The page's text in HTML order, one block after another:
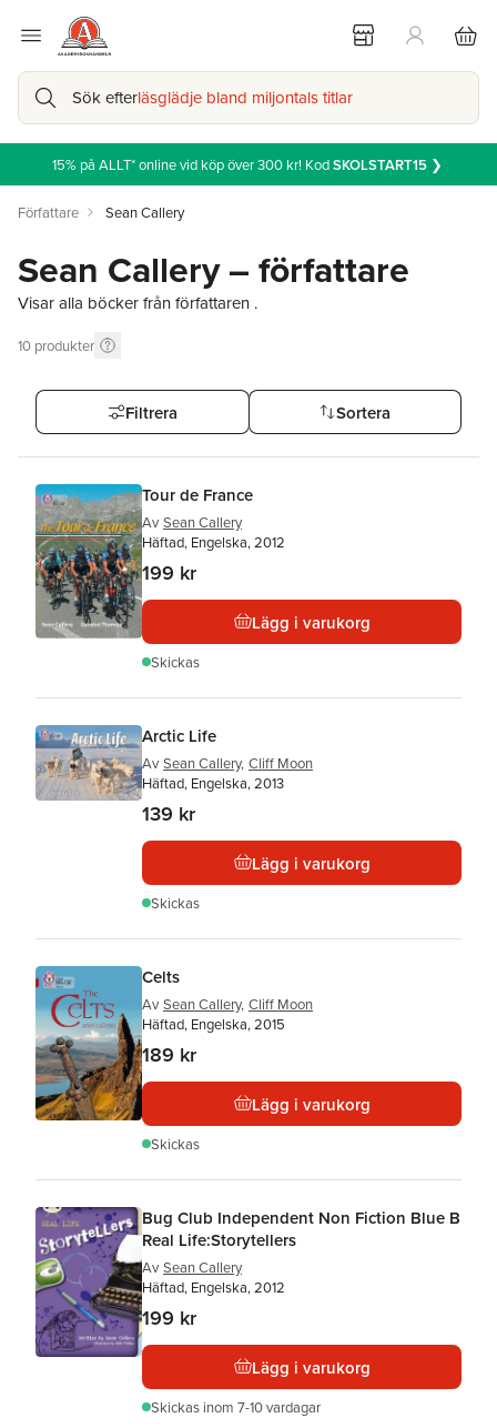
Sök efterläsglädje bland miljontals titlar
15% på ALLT* online vid köp över 300 kr! KodSKOLSTART15❯
Författare Sean Callery
Sean Callery – författare
Visar alla böcker från författaren .
10 produkter
Filtrera Sortera
Tour de France
Av Sean Callery
Häftad, Engelska, 2012
199 kr
Lägg i varukorg
Skickas
Arctic Life
Av Sean Callery, Cliff Moon
Häftad, Engelska, 2013
139 kr
Lägg i varukorg
Skickas
Celts
Av Sean Callery, Cliff Moon
Häftad, Engelska, 2015
189 kr
Lägg i varukorg
Skickas
Bug Club Independent Non Fiction Blue B
Real Life:Storytellers
Av Sean Callery
Häftad, Engelska, 2012
199 kr
Lägg i varukorg
Skickas inom 7-10 vardagar